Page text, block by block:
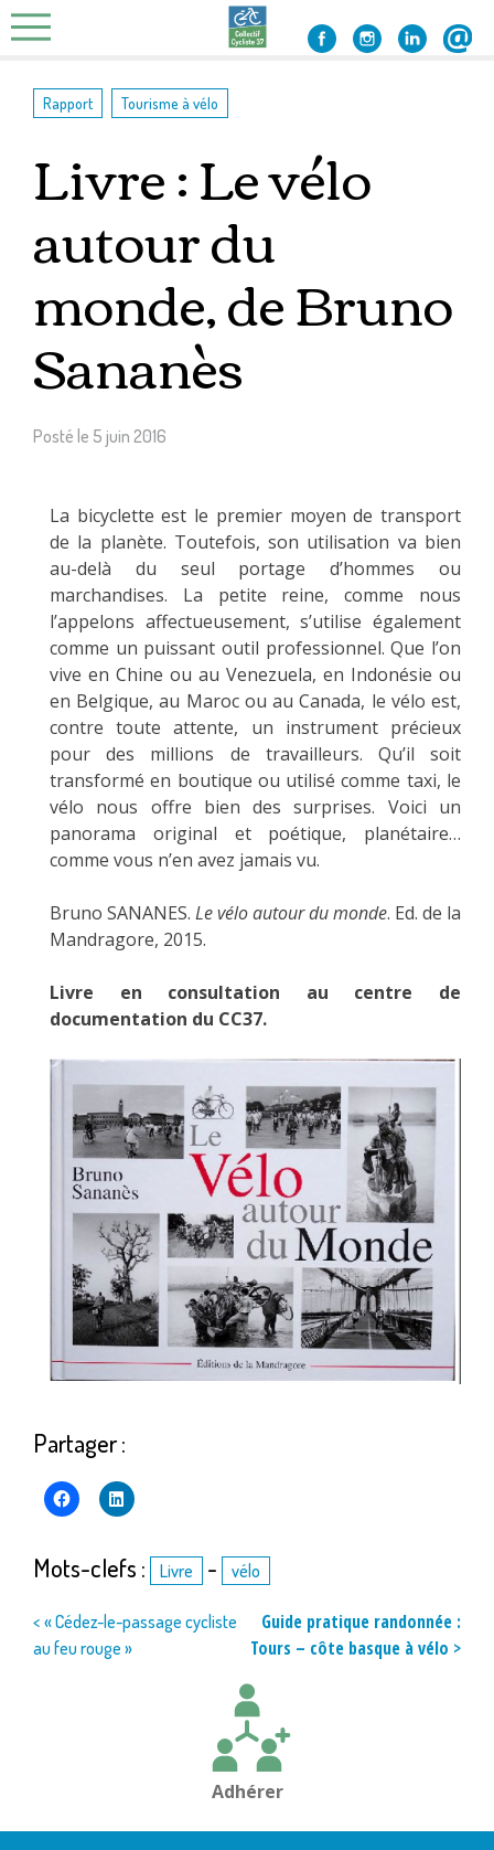
Skip
to
Rapport Tourisme à vélo
Livre : Le vélo
autour du
monde, de Bruno
Sananès
Posté le 5 juin 2016
La bicyclette est le premier moyen de transport
de la planète. Toutefois, son utilisation va bien
au-delà du seul portage d’hommes ou
marchandises. La petite reine, comme nous
l’appelons affectueusement, s’utilise également
comme un puissant outil professionnel. Que l’on
vive en Chine ou au Venezuela, en Indonésie ou
en Belgique, au Maroc ou au Canada, le vélo est,
contre toute attente, un instrument précieux
pour des millions de travailleurs. Qu’il soit
transformé en boutique ou utilisé comme taxi, le
vélo nous offre bien des surprises. Voici un
panorama original et poétique, planétaire…
comme vous n’en avez jamais vu.
Bruno SANANES. Le vélo autour du monde. Ed. de la
Mandragore, 2015.
Livre en consultation au centre de
documentation du CC37.
Partager :
Mots-clefs : Livre - vélo
Navigation
de
< « Cédez-le-passage cycliste
au feu rouge »
Guide pratique randonnée :
Tours – côte basque à vélo >
Adhérer